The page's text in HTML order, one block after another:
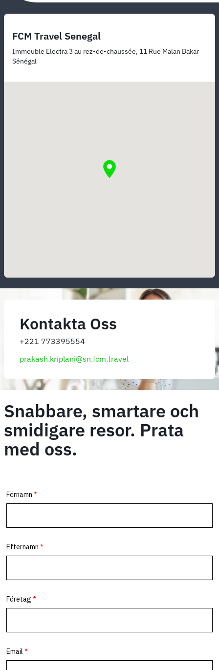
FCM Travel Senegal
Immeuble Electra 3 au rez-de-chaussée, 11 Rue Malan Dakar
Sénégal
Kontakta Oss
+221 773395554
prakash.kriplani@sn.fcm.travel
Snabbare, smartare och
smidigare resor. Prata
med oss.